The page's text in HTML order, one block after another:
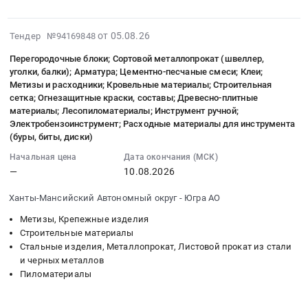
Тендер №94169848от 05.08.26
Перегородочные блоки; Сортовой металлопрокат (швеллер,
уголки, балки); Арматура; Цементно-песчаные смеси; Клеи;
Метизы и расходники; Кровельные материалы; Строительная
сетка; Огнезащитные краски, составы; Древесно-плитные
материалы; Лесопиломатериалы; Инструмент ручной;
Электробензоинструмент; Расходные материалы для инструмента
(буры, биты, диски)
Ханты-Мансийский Автономный округ - Югра АО
Начальная цена
—
Дата окончания (МСК)
10.08.2026
Метизы, Крепежные изделия
Строительные материалы
Стальные изделия, Металлопрокат, Листовой прокат из стали
и черных металлов
Пиломатериалы